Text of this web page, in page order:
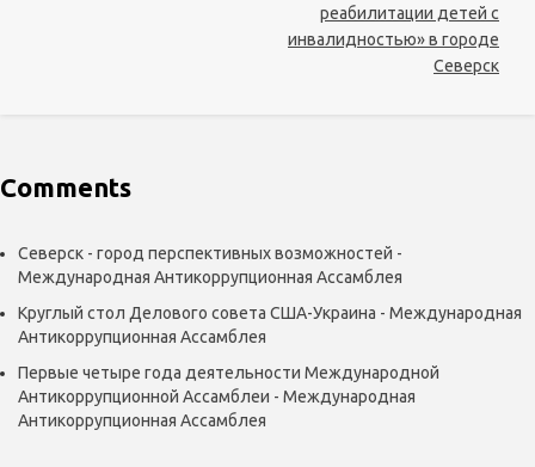
реабилитации детей с
инвалидностью» в городе
Северск
Comments
Северск - город перспективных возможностей -
Международная Антикоррупционная Ассамблея
Круглый стол Делового совета США-Украина - Международная
Антикоррупционная Ассамблея
Первые четыре года деятельности Международной
Антикоррупционной Ассамблеи - Международная
Антикоррупционная Ассамблея